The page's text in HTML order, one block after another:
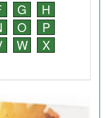
G
H
O
P
W
X